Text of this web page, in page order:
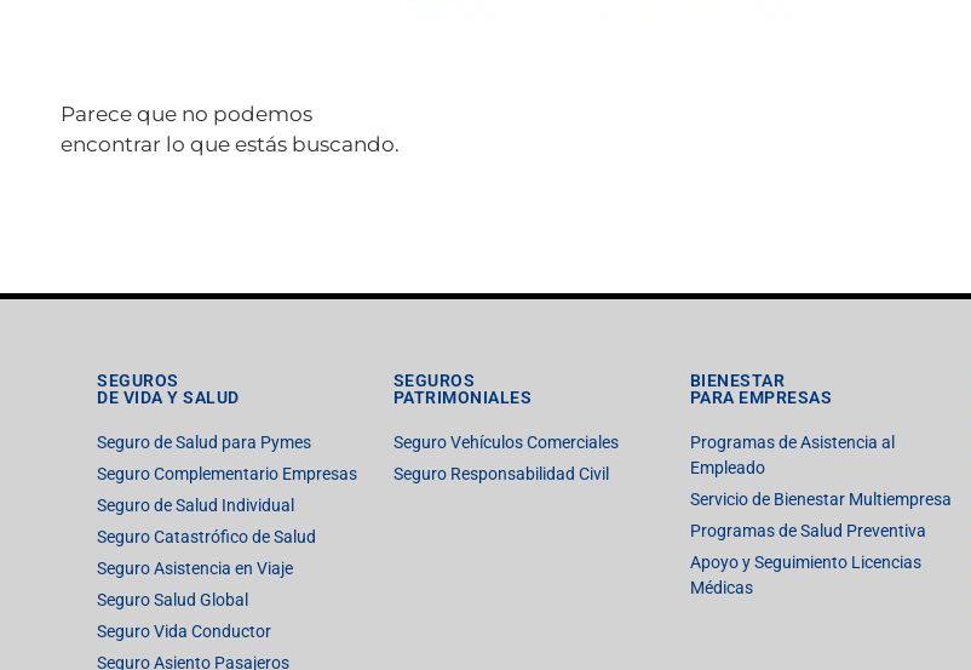
Parece que no podemos
encontrar lo que estás buscando.
SEGUROS
DE VIDA Y SALUD
Seguro de Salud para Pymes
Seguro Complementario Empresas
Seguro de Salud Individual
Seguro Catastrófico de Salud
Seguro Asistencia en Viaje
Seguro Salud Global
Seguro Vida Conductor
Seguro Asiento Pasajeros
SEGUROS
PATRIMONIALES
Seguro Vehículos Comerciales
Seguro Responsabilidad Civil
BIENESTAR
PARA EMPRESAS
Programas de Asistencia al
Empleado
Servicio de Bienestar Multiempresa
Programas de Salud Preventiva
Apoyo y Seguimiento Licencias
Médicas